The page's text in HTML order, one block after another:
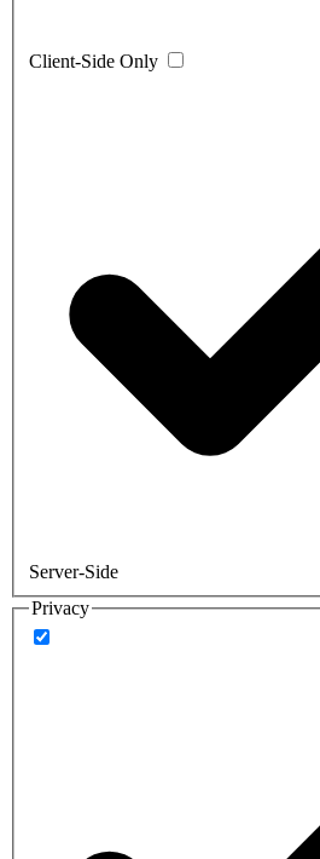
Client-Side Only
Server-Side
Privacy